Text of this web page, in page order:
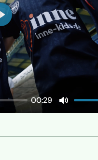
00:29
Ton
Abspielen